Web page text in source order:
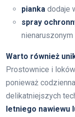
pianka dodaje
spray
Warto również
Prostownice i
ponieważ
delikatniejszych
letniego nawiewu